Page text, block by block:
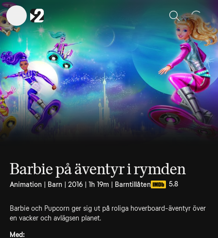
Sök
Barbie på äventyr i rymden
Animation | Barn | 2016 | 1h 19m | Barntillåten 5.8
Barbie och Pupcorn ger sig ut på roliga hoverboard-äventyr över
en vacker och avlägsen planet.
Med: